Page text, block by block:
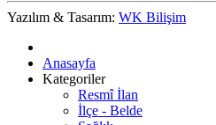
Yazılım & Tasarım: WK Bilişim
Anasayfa
Kategoriler
Resmî İlan
İlçe - Belde